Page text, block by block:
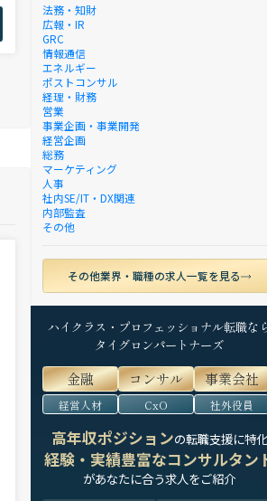
法務・知財
広報・IR
GRC
情報通信
エネルギー
ポストコンサル
経理・財務
営業
事業企画・事業開発
経営企画
総務
マーケティング
人事
社内SE/IT・DX関連
内部監査
その他
その他業界・職種の求人一覧を見る
ハイクラス・プロフェッショナル転職な
タイグロンパートナーズ
金融 コンサル 事業会社
経営人材 CxO 社外役員
高年収ポジションの転職支援に特化
経験・実績豊富なコンサルタン
があなたに合う求人をご紹介